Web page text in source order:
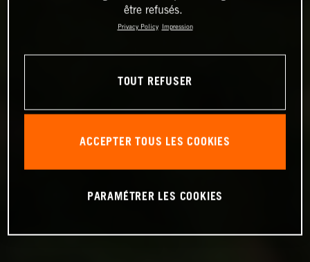
être refusés.
Privacy Policy Impression
TOUT REFUSER
ACCEPTER TOUS LES COOKIES
PARAMÉTRER LES COOKIES